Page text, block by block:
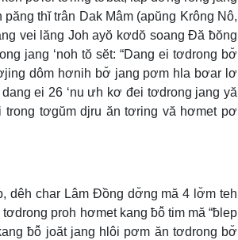
thĭ trân Dak Mâm (apŭng Krông Nô,
vei lăng Joh ayŏ kơdŏ soang Đă ƀŏng
jang ‘noh tŏ sĕt: “Dang ei tơdrong bơ̆
dôm hơnih bơ̆ jang pơm hla bơar lơ
ei 26 ‘nu ưh kơ đei tơdrong jang yă
tơgŭm djru ăn tơring vă hơmet pơ
dêh char Lâm Đồng dơ̆ng mă 4 lơ̆m teh
proh hơmet kang ƀô̆ tim mă “ƀlep
ƀô̆ joăt jang hlôi pơm ăn tơdrong bơ̆